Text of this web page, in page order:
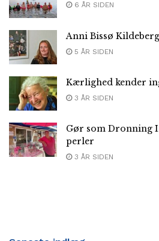
6 ÅR SIDEN
Anni Bissø
5 ÅR SIDEN
Kærlighed kender
3 ÅR SIDEN
Gør som Dronning
perler
3 ÅR SIDEN